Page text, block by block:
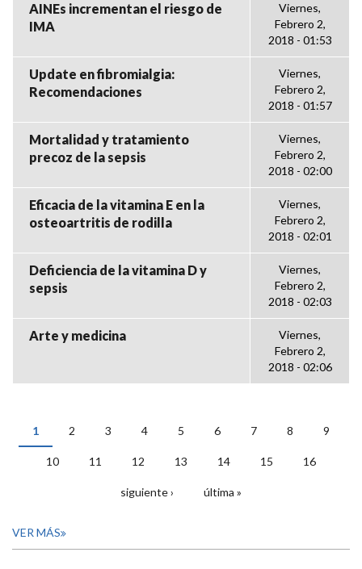
AINEs incrementan el riesgo de
IMA
Viernes,
Febrero 2,
2018 - 01:53
Update en fibromialgia:
Recomendaciones
Viernes,
Febrero 2,
2018 - 01:57
Mortalidad y tratamiento
precoz de la sepsis
Viernes,
Febrero 2,
2018 - 02:00
Eficacia de la vitamina E en la
osteoartritis de rodilla
Viernes,
Febrero 2,
2018 - 02:01
Deficiencia de la vitamina D y
sepsis
Viernes,
Febrero 2,
2018 - 02:03
Arte y medicina
Viernes,
Febrero 2,
2018 - 02:06
PÁGINAS
1 2 3 4 5 6 7 8 9
10 11 12 13 14 15 16
siguiente › última »
VER MÁS